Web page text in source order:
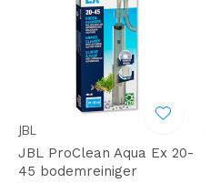
JBL
JBL ProClean Aqua Ex 20-
45 bodemreiniger